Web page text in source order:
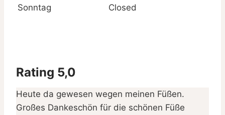
Sonntag
Closed
Rating 5,0
Heute da gewesen wegen meinen Füßen.
Großes Dankeschön für die schönen Füße